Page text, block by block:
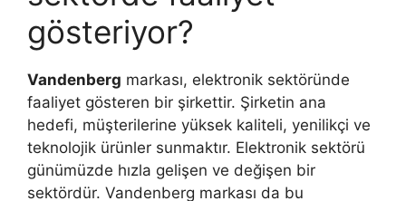
gösteriyor?
Vandenberg markası, elektronik sektöründe
faaliyet gösteren bir şirkettir. Şirketin ana
hedefi, müşterilerine yüksek kaliteli, yenilikçi ve
teknolojik ürünler sunmaktır. Elektronik sektörü
günümüzde hızla gelişen ve değişen bir
sektördür. Vandenberg markası da bu